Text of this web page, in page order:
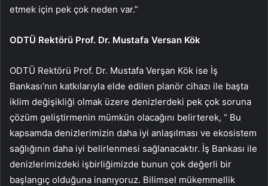
etmek için pek çok neden var.”
ODTÜ Rektörü Prof. Dr. Mustafa Versan Kök
ODTÜ Rektörü Prof. Dr. Mustafa Verşan Kök ise İş
Bankası’nın katkılarıyla elde edilen planör cihazı ile başta
iklim değişikliği olmak üzere denizlerdeki pek çok soruna
çözüm geliştirmenin mümkün olacağını belirterek, “ Bu
kapsamda denizlerimizin daha iyi anlaşılması ve ekosistem
sağlığının daha iyi belirlenmesi sağlanacaktır. İş Bankası ile
denizlerimizdeki işbirliğimizde bunun çok değerli bir
başlangıç ​​olduğuna inanıyoruz. Bilimsel mükemmellik